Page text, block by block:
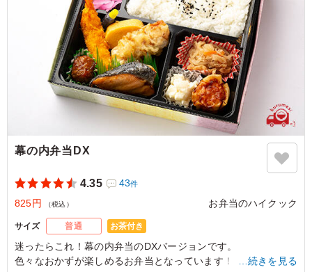
幕の内弁当DX
4.35 43件
825円 （税込） お弁当のハイクック
サイズ 普通 お茶付き
迷ったらこれ！幕の内弁当のDXバージョンです。
色々なおかずが楽しめるお弁当となっています！
…続きを見る